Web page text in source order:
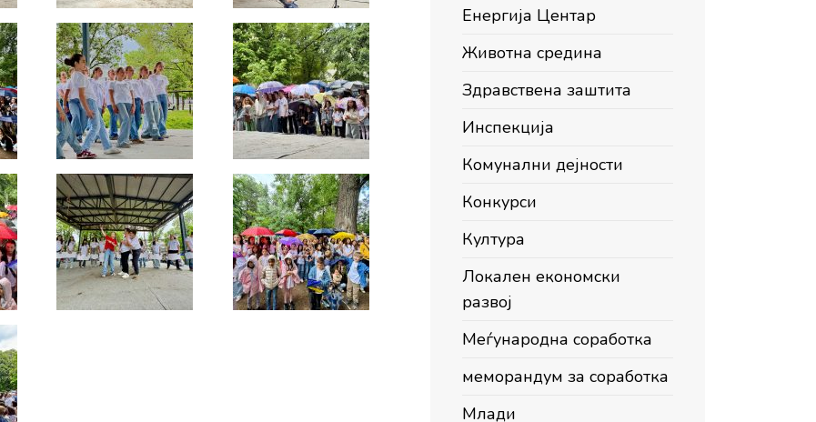
Енергија Центар
Животна средина
Здравствена заштита
Инспекција
Комунални дејности
Конкурси
Култура
Локален економски
развој
Меѓународна соработка
меморандум за соработка
Млади